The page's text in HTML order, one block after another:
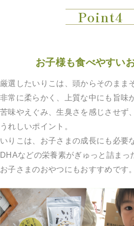
Point4
お子様も食べやすい
厳選したいりこは、頭からそのまま
非常に柔らかく、上質な中にも旨味
苦味やえぐみ、生臭さを感じさせず
うれしいポイント。
いりこは、お子さまの成長にも必要
DHAなどの栄養素がぎゅっと詰まっ
お子さまのおやつにもおすすめです。